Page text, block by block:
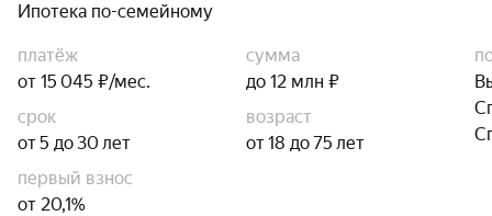
Ипотека по-семейному
платёж
от 15 045 ₽/мес.
сумма
до 12 млн ₽
срок
от 5 до 30 лет
возраст
от 18 до 75 лет
первый взнос
от 20,1%